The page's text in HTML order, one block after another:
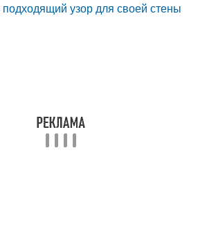
узор для своей стены